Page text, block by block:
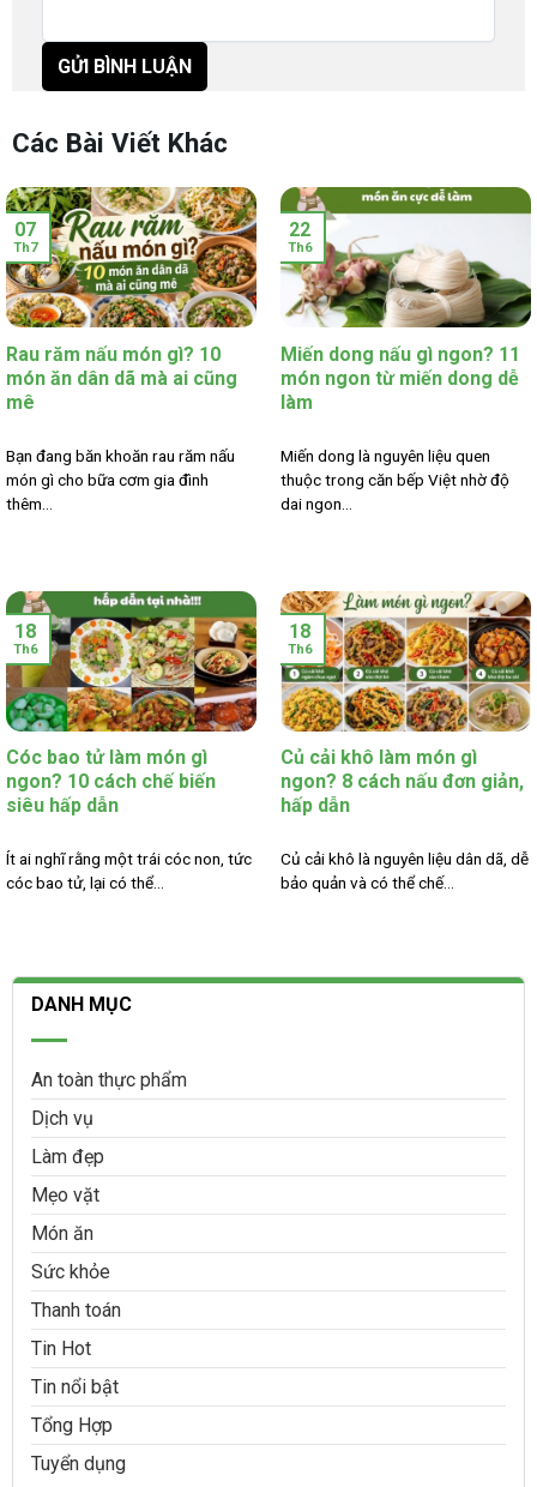
Các Bài Viết Khác
Rau răm nấu món gì? 10
món ăn dân dã mà ai cũng
mê
Bạn đang băn khoăn rau răm nấu
món gì cho bữa cơm gia đình
thêm...
07
Th7
Miến dong nấu gì ngon? 11
món ngon từ miến dong dễ
làm
Miến dong là nguyên liệu quen
thuộc trong căn bếp Việt nhờ độ
dai ngon...
22
Th6
Cóc bao tử làm món gì
ngon? 10 cách chế biến
siêu hấp dẫn
Ít ai nghĩ rằng một trái cóc non, tức
cóc bao tử, lại có thể...
18
Th6
Củ cải khô làm món gì
ngon? 8 cách nấu đơn giản,
hấp dẫn
Củ cải khô là nguyên liệu dân dã, dễ
bảo quản và có thể chế...
18
Th6
DANH MỤC
An toàn thực phẩm
Dịch vụ
Làm đẹp
Mẹo vặt
Món ăn
Sức khỏe
Thanh toán
Tin Hot
Tin nổi bật
Tổng Hợp
Tuyển dụng